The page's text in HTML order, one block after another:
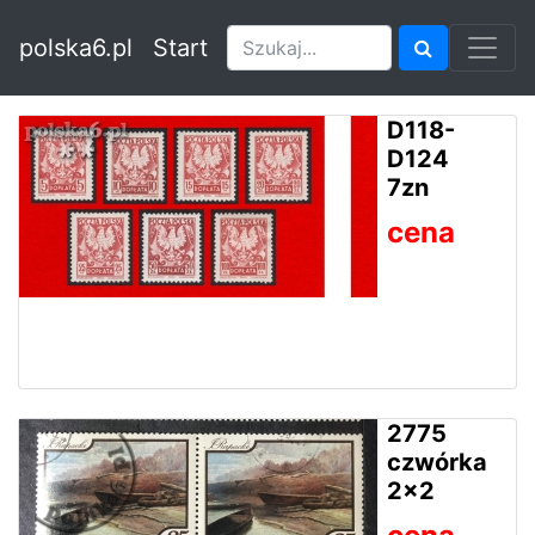
polska6.pl Start
D118-
D124
7zn
cena
2775
czwórka
2x2